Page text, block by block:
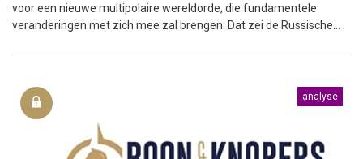
voor een nieuwe multipolaire wereldorde, die fundamentele
veranderingen met zich mee zal brengen. Dat zei de Russische...
analyse